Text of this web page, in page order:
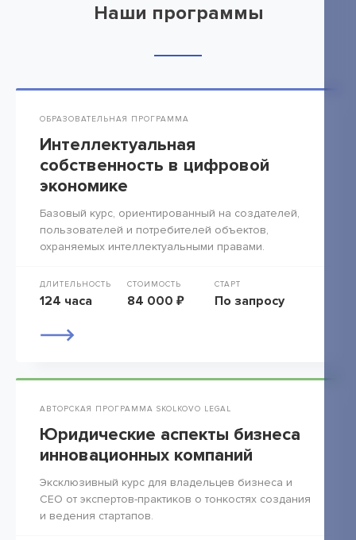
Наши программы
ОБРАЗОВАТЕЛЬНАЯ ПРОГРАММА
Интеллектуальная
собственность в цифровой
экономике
Базовый курс, ориентированный на создателей,
пользователей и потребителей объектов,
охраняемых интеллектуальными правами.
ДЛИТЕЛЬНОСТЬ
124 часа
СТОИМОСТЬ
84 000 ₽
СТАРТ
По запросу
АВТОРСКАЯ ПРОГРАММА SKOLKOVO LEGAL
Юридические аспекты бизнеса
инновационных компаний
Эксклюзивный курс для владельцев бизнеса и
СЕО от экспертов-практиков о тонкостях создания
и ведения стартапов.